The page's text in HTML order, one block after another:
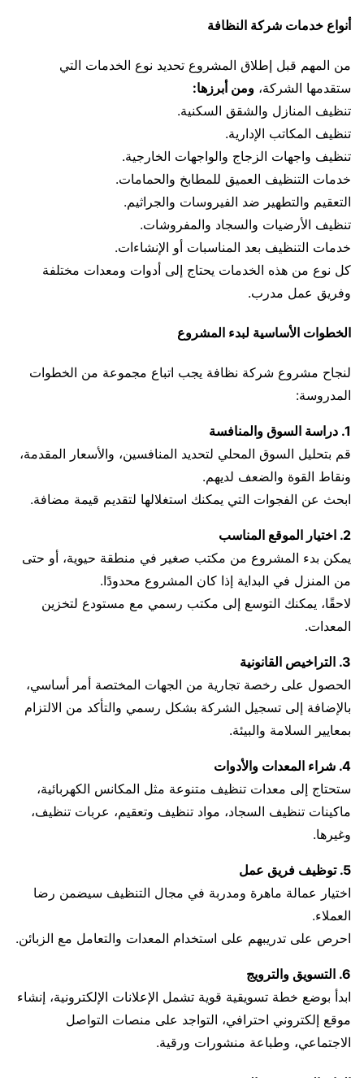
أنواع خدمات شركة النظافة
من المهم قبل إطلاق المشروع تحديد نوع الخدمات التي
ستقدمها الشركة، ومن أبرزها:
تنظيف المنازل والشقق السكنية.
تنظيف المكاتب الإدارية.
تنظيف واجهات الزجاج والواجهات الخارجية.
خدمات التنظيف العميق للمطابخ والحمامات.
التعقيم والتطهير ضد الفيروسات والجراثيم.
تنظيف الأرضيات والسجاد والمفروشات.
خدمات التنظيف بعد المناسبات أو الإنشاءات.
كل نوع من هذه الخدمات يحتاج إلى أدوات ومعدات مختلفة
وفريق عمل مدرب.
الخطوات الأساسية لبدء المشروع
لنجاح مشروع شركة نظافة يجب اتباع مجموعة من الخطوات
المدروسة:
1. دراسة السوق والمنافسة
قم بتحليل السوق المحلي لتحديد المنافسين، والأسعار المقدمة،
ونقاط القوة والضعف لديهم.
ابحث عن الفجوات التي يمكنك استغلالها لتقديم قيمة مضافة.
2. اختيار الموقع المناسب
يمكن بدء المشروع من مكتب صغير في منطقة حيوية، أو حتى
من المنزل في البداية إذا كان المشروع محدودًا.
لاحقًا، يمكنك التوسع إلى مكتب رسمي مع مستودع لتخزين
المعدات.
3. التراخيص القانونية
الحصول على رخصة تجارية من الجهات المختصة أمر أساسي،
بالإضافة إلى تسجيل الشركة بشكل رسمي والتأكد من الالتزام
بمعايير السلامة والبيئة.
4. شراء المعدات والأدوات
ستحتاج إلى معدات تنظيف متنوعة مثل المكانس الكهربائية،
ماكينات تنظيف السجاد، مواد تنظيف وتعقيم، عربات تنظيف،
وغيرها.
5. توظيف فريق عمل
اختيار عمالة ماهرة ومدربة في مجال التنظيف سيضمن رضا
العملاء.
احرص على تدريبهم على استخدام المعدات والتعامل مع الزبائن.
6. التسويق والترويج
ابدأ بوضع خطة تسويقية قوية تشمل الإعلانات الإلكترونية، إنشاء
موقع إلكتروني احترافي، التواجد على منصات التواصل
الاجتماعي، وطباعة منشورات ورقية.